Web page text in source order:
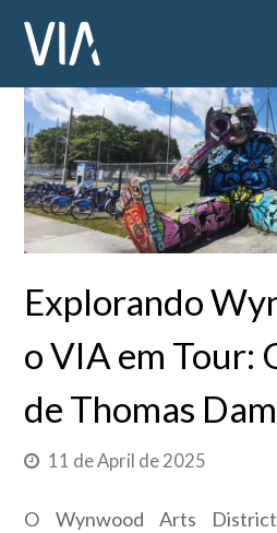
Explorando
o VIA em Tour:
de Thomas
11 de April de 2025
O Wynwood Arts